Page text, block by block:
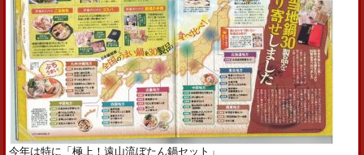
今年は特に「極上！遠山流ぼたん鍋セット」